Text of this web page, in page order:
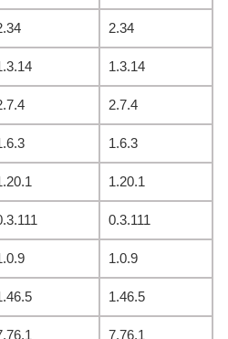
2.34
1.3.14
2.7.4
1.6.3
1.20.1
0.3.111
1.0.9
1.46.5
7.76.1